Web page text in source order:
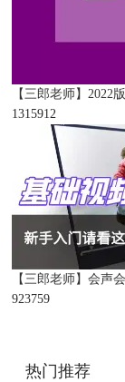
【三郎老师】2022
1315912
【三郎老师】会声
923759
热门推荐